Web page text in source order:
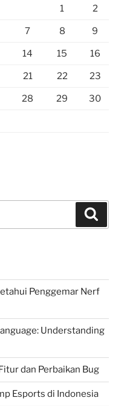
1 2
7 8 9
14 15 16
21 22 23
28 29 30
Penggemar Nerf
Understanding
dan Perbaikan Bug
Esports di Indonesia